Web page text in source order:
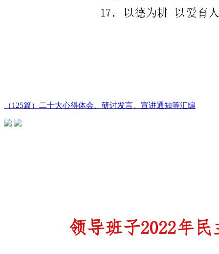
（125篇）二十大心得体会、研讨发言、宣讲通知等汇编